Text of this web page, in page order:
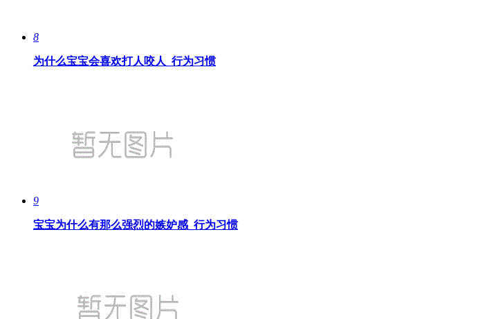
8
为什么宝宝会喜欢打人咬人_行为习惯
9
宝宝为什么有那么强烈的嫉妒感_行为习惯